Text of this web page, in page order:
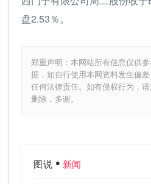
盘2.53％。
郑重声明：本网站所有信息仅供
据，如自行使用本网资料发生偏
任何法律责任。如有侵权行为，
删除，多谢。
图说 新闻